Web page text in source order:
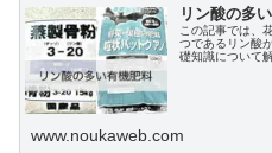
リン酸の多
この記事では、
つであるリン酸
礎知識について
www.noukaweb.com